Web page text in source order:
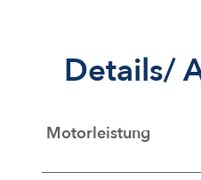
Details/
Motorleistung